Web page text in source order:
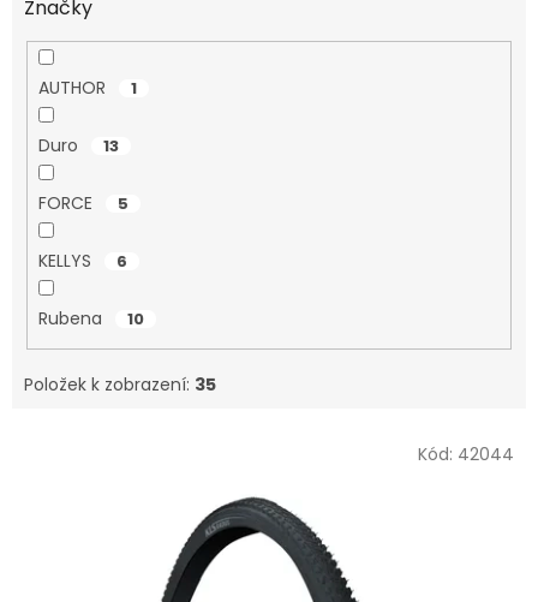
Značky
AUTHOR 1
Duro 13
FORCE 5
KELLYS 6
Rubena 10
Položek k zobrazení: 35
Kód: 42044